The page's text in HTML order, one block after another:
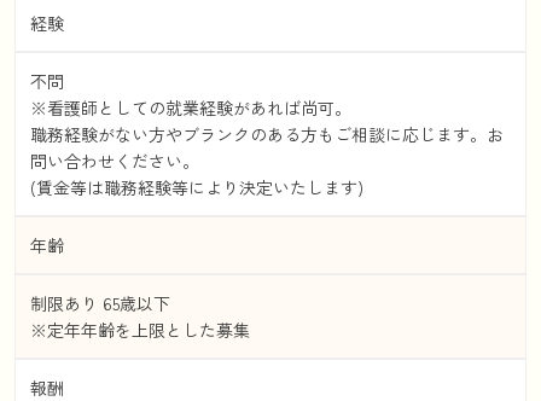
経験
不問
※看護師としての就業経験があれば尚可。
職務経験がない方やブランクのある方もご相談に応じます。お
問い合わせください。
(賃金等は職務経験等により決定いたします)
年齢
制限あり 65歳以下
※定年年齢を上限とした募集
報酬